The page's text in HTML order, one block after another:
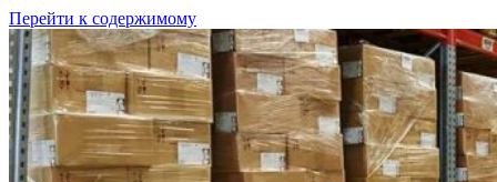
Перейти к содержимому